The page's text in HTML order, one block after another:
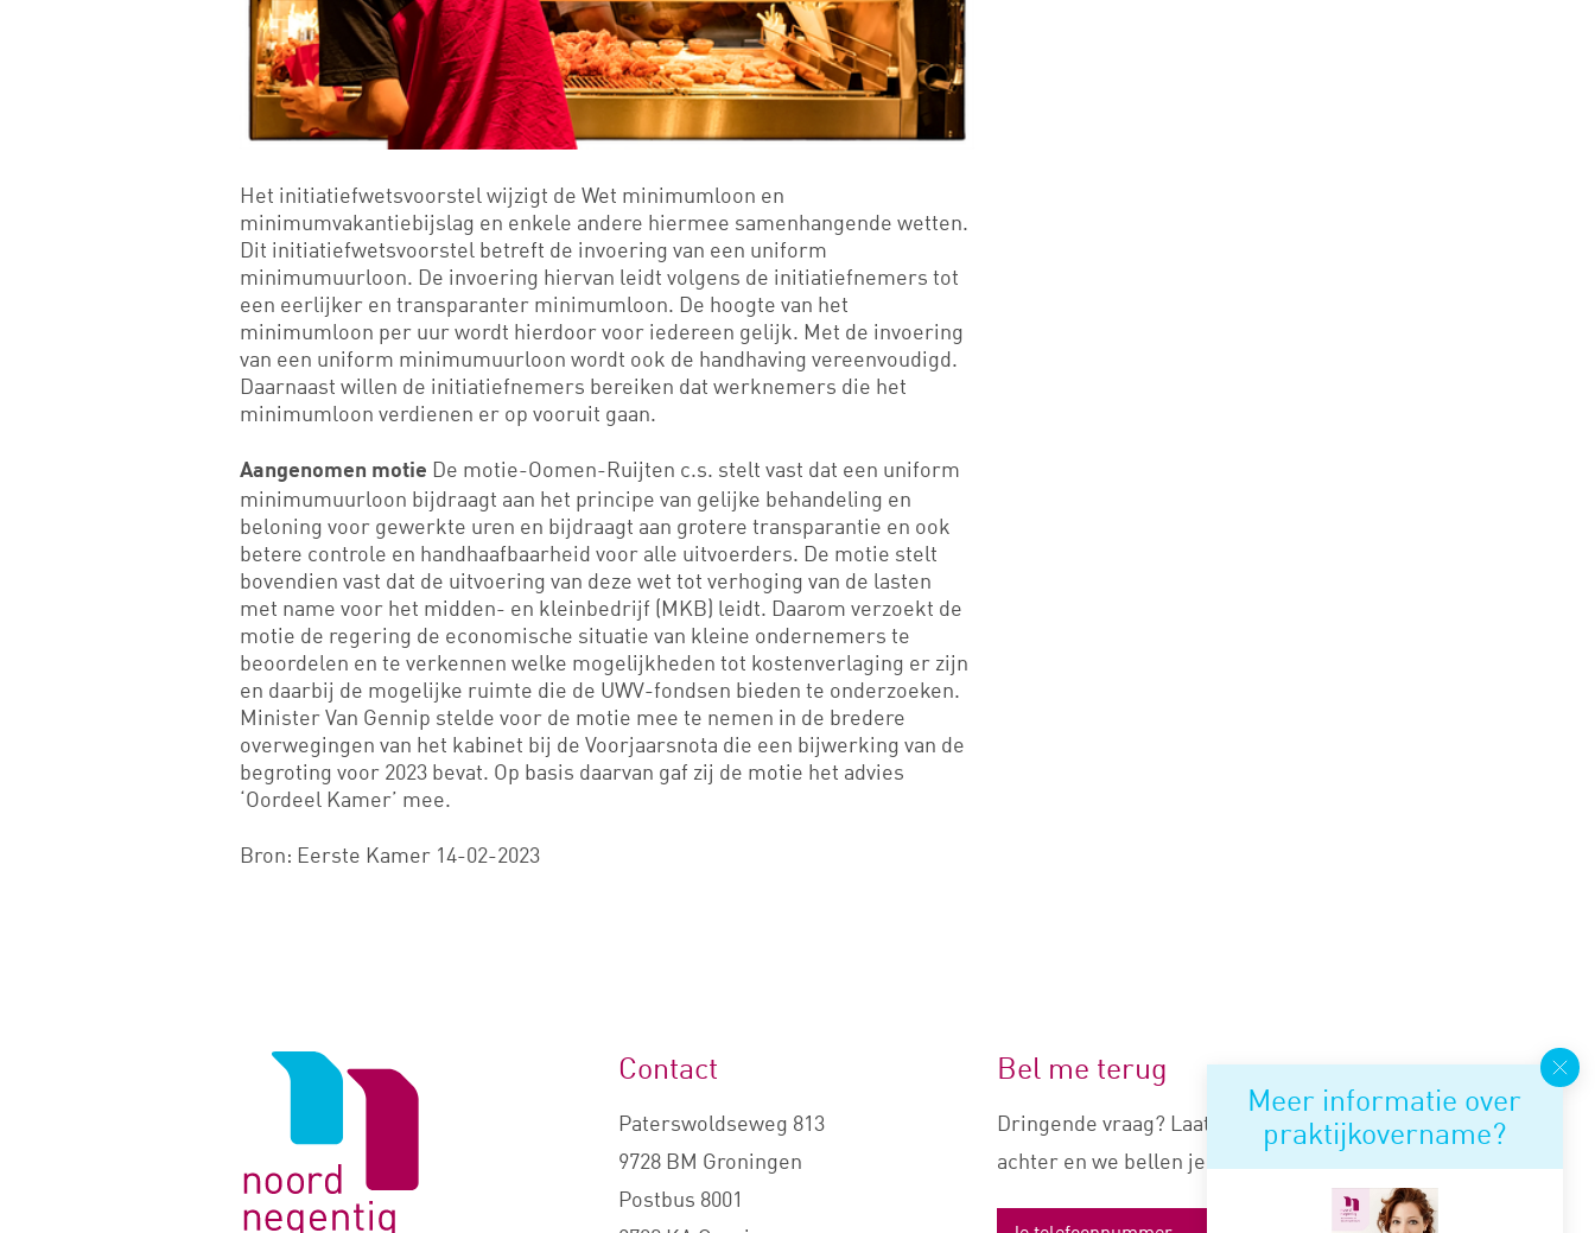
Het initiatiefwetsvoorstel wijzigt de Wet minimumloon en
minimumvakantiebijslag en enkele andere hiermee samenhangende wetten.
Dit initiatiefwetsvoorstel betreft de invoering van een uniform
minimumuurloon. De invoering hiervan leidt volgens de initiatiefnemers tot
een eerlijker en transparanter minimumloon. De hoogte van het
minimumloon per uur wordt hierdoor voor iedereen gelijk. Met de invoering
van een uniform minimumuurloon wordt ook de handhaving vereenvoudigd.
Daarnaast willen de initiatiefnemers bereiken dat werknemers die het
minimumloon verdienen er op vooruit gaan.
Aangenomen motie De motie-Oomen-Ruijten c.s. stelt vast dat een uniform
minimumuurloon bijdraagt aan het principe van gelijke behandeling en
beloning voor gewerkte uren en bijdraagt aan grotere transparantie en ook
betere controle en handhaafbaarheid voor alle uitvoerders. De motie stelt
bovendien vast dat de uitvoering van deze wet tot verhoging van de lasten
met name voor het midden- en kleinbedrijf (MKB) leidt. Daarom verzoekt de
motie de regering de economische situatie van kleine ondernemers te
beoordelen en te verkennen welke mogelijkheden tot kostenverlaging er zijn
en daarbij de mogelijke ruimte die de UWV-fondsen bieden te onderzoeken.
Minister Van Gennip stelde voor de motie mee te nemen in de bredere
overwegingen van het kabinet bij de Voorjaarsnota die een bijwerking van de
begroting voor 2023 bevat. Op basis daarvan gaf zij de motie het advies
‘Oordeel Kamer’ mee.
Bron: Eerste Kamer 14-02-2023
Meer informatie over
praktijkovername?
Logo
Contact
Paterswoldseweg 813
9728 BM Groningen
Postbus 8001
Bel me terug
Dringende vraag? Laat je nummer
achter en we bellen je snel terug.